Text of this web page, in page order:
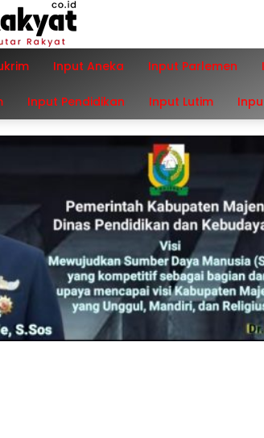
Input Aneka Input Parlemen
Input Pendidikan Input Lutim